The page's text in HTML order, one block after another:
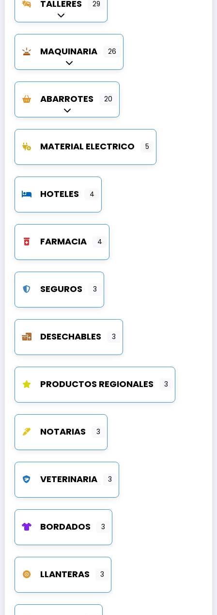
TALLERES 29
Expandir sub-categorías
MAQUINARIA 26
Expandir sub-categorías
ABARROTES 20
Expandir sub-categorías
MATERIAL ELECTRICO 5
HOTELES 4
FARMACIA 4
SEGUROS 3
DESECHABLES 3
PRODUCTOS REGIONALES 3
NOTARIAS 3
VETERINARIA 3
BORDADOS 3
LLANTERAS 3